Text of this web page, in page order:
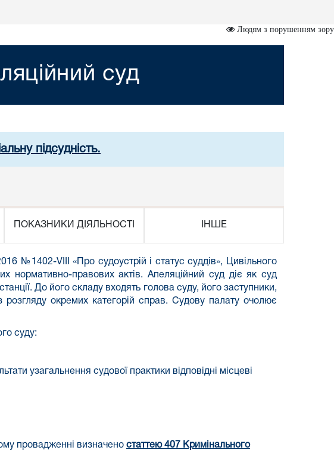
Людям з порушенням зору
суд
підсудність.
ПОКАЗНИКИ ДІЯЛЬНОСТІ ІНШЕ
№1402-VIII «Про судоустрій і статус суддів»,
Цивільного
нормативно-правових актів. Апеляційний суд діє як суд
До його складу входять голова суду, його заступники,
окремих категорій справ. Судову палату очолює
суду:
узагальнення судової практики відповідні місцеві
провадженні визначено статтею 407 Кримінального